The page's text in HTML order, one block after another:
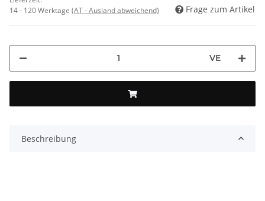
14 - 120 Werktage (AT - Ausland abweichend) Frage zum Artikel
VE
Beschreibung